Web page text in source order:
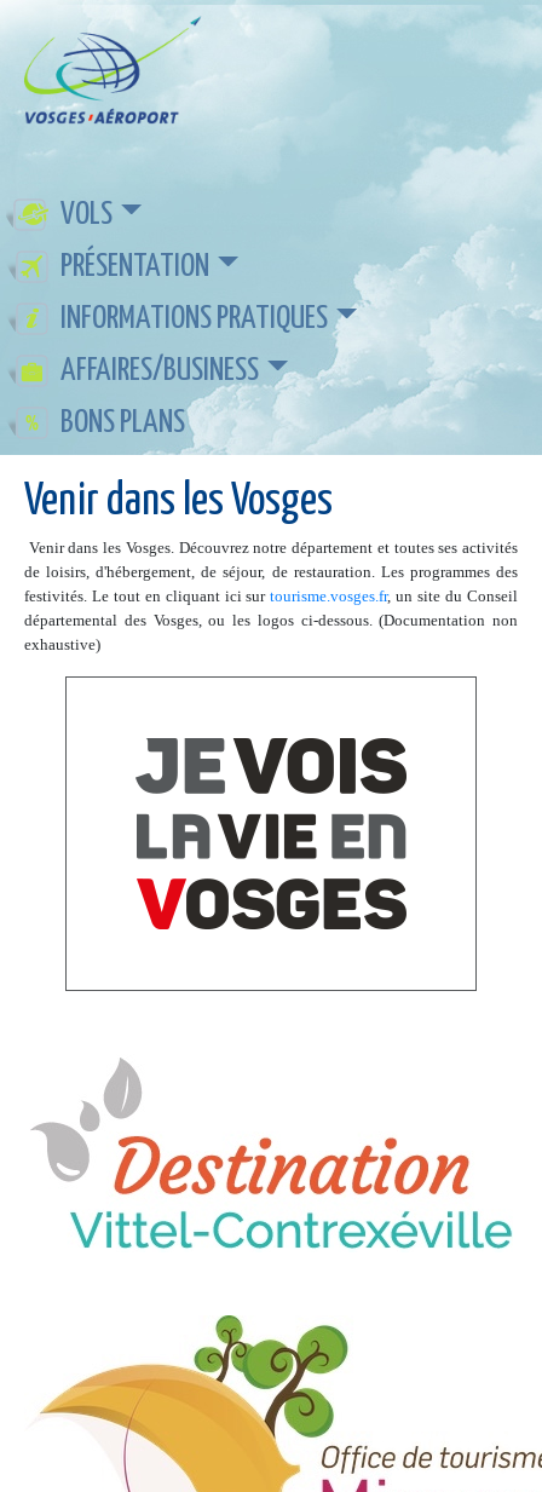
VOLS
PRÉSENTATION
INFORMATIONS PRATIQUES
AFFAIRES/BUSINESS
BONS PLANS
Venir dans les Vosges
Venir dans les Vosges. Découvrez notre département et toutes ses activités
de loisirs, d'hébergement, de séjour, de restauration. Les programmes des
festivités. Le tout en cliquant ici surtourisme.vosges.fr, un site du Conseil
départemental des Vosges, ou les logos ci-dessous.(Documentation non
exhaustive)